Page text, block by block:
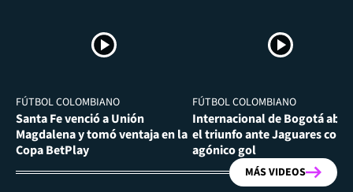
FÚTBOL COLOMBIANO
Santa Fe venció a Unión
Magdalena y tomó ventaja en la
Copa BetPlay
FÚTBOL COLOMBIANO
Internacional de Bogotá
el triunfo ante Jaguares con
agónico gol
MÁS VIDEOS